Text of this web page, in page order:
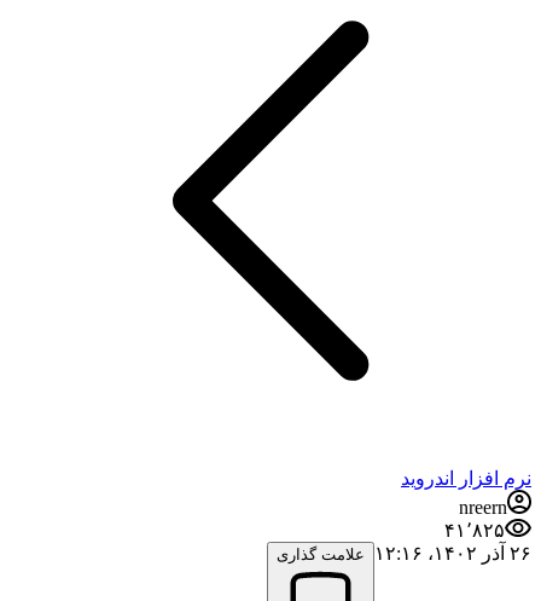
نرم افزار اندروید
nreern
۴۱٬۸۲۵
۲۶ آذر ۱۴۰۲،‏ ۱۲:۱۶
علامت گذاری